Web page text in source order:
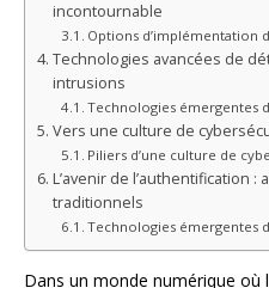
incontournable
Options d’implémentation
Technologies avancées de
intrusions
Technologies émergentes
Vers une culture de
Piliers d’une culture de
L’avenir de l’authentification
traditionnels
Technologies émergentes
Dans un monde numérique où